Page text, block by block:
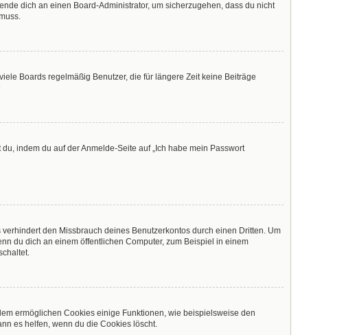
dich an einen Board-Administrator, um sicherzugehen, dass du nicht
Boards regelmäßig Benutzer, die für längere Zeit keine Beiträge
indem du auf der Anmelde-Seite auf „Ich habe mein Passwort
den Missbrauch deines Benutzerkontos durch einen Dritten. Um
du dich an einem öffentlichen Computer, zum Beispiel in einem
ermöglichen Cookies einige Funktionen, wie beispielsweise den
es helfen, wenn du die Cookies löscht.